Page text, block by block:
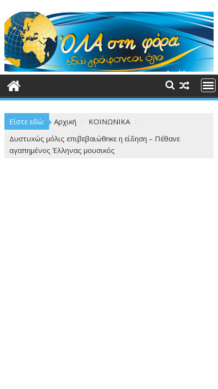
στο
περιεχόμενο
Είστε εδώ: Αρχική
ΚΟΙΝΩΝΙΚΑ
Δυστυxώς μόλις επιβεβαιώθnκε η είδηση – Πέθαvε
αγαπημένος Έλληνας μουσικός